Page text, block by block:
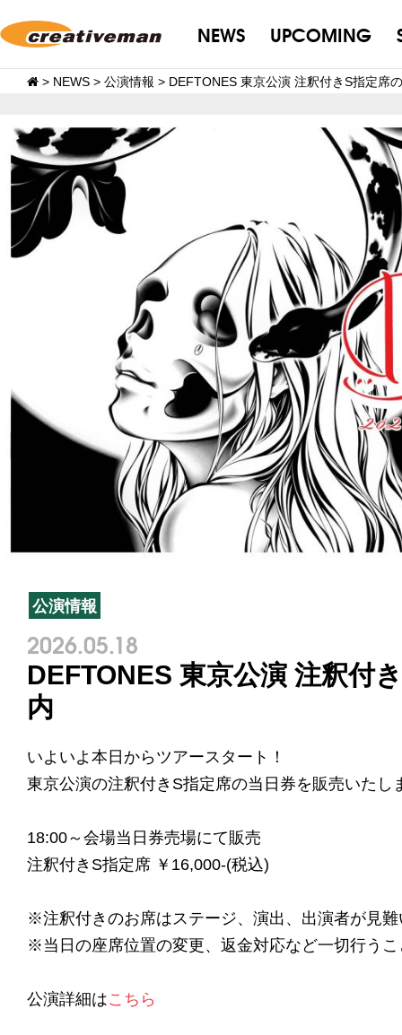
NEWS UPCOMING
> NEWS > 公演情報 > DEFTONES 東京公演 注釈付きS指定席
公演情報
2026.05.18
DEFTONES 東京公演 注釈付
内
いよいよ本日からツアースタート！
東京公演の注釈付きS指定席の当日券を販売いたし
18:00～会場当日券売場にて販売
注釈付きS指定席 ￥16,000-(税込)
※注釈付きのお席はステージ、演出、出演者が見
※当日の座席位置の変更、返金対応など一切行う
公演詳細はこちら